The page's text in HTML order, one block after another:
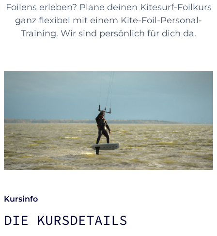
Foilens erleben? Plane deinen Kitesurf-Foilkurs
ganz flexibel mit einem Kite-Foil-Personal-
Training. Wir sind persönlich für dich da.
Kursinfo
DIE KURSDETAILS